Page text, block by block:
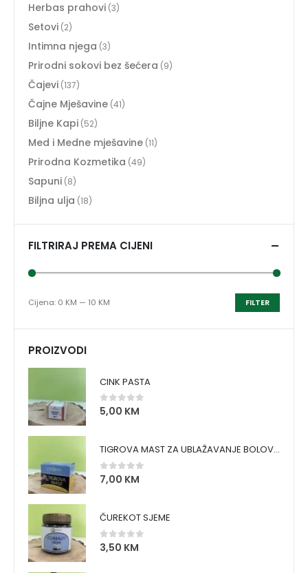
Herbas prahovi (3)
Setovi (2)
Intimna njega (3)
Prirodni sokovi bez šećera (9)
Čajevi (137)
Čajne Mješavine (41)
Biljne Kapi (52)
Med i Medne mješavine (11)
Prirodna Kozmetika (49)
Sapuni (8)
Biljna ulja (18)
FILTRIRAJ PREMA CIJENI
FILTER
Cijena: 0 KM — 10 KM
PROIZVODI
CINK PASTA
0 out of 5
5,00 KM
TIGROVA MAST ZA UBLAŽAVANJE BOLOVA I ZAGRIJAVANJE MIŠIĆA
0 out of 5
7,00 KM
ČUREKOT SJEME
0 out of 5
3,50 KM